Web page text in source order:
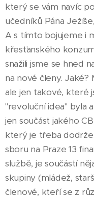
který se vám navíc
učedníků Pána
A s tímto bojujeme i
křesťanského
snažili jsme se hned
na nové členy.
ale jen takové, které
"revoluční idea" byla
jen součást jakého
který je třeba
sboru na Praze 13
službě, je součástí
skupiny (mládež,
členové, kteří se z